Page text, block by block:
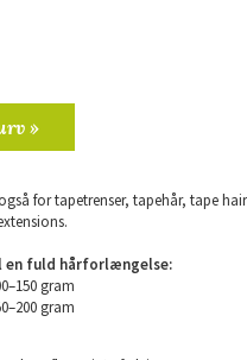
»
for tapetrenser, tapehår, tape
fuld hårforlængelse:
gram
gram